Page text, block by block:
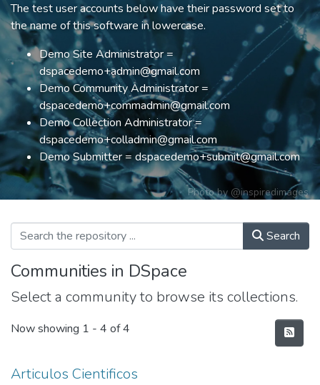
The test user accounts below have their password set to
the name of this software in lowercase.
Demo Site Administrator =
dspacedemo+admin@gmail.com
Demo Community Administrator =
dspacedemo+commadmin@gmail.com
Demo Collection Administrator =
dspacedemo+colladmin@gmail.com
Demo Submitter = dspacedemo+submit@gmail.com
Photo by @inspiredimages
Search
Communities in DSpace
Select a community to browse its collections.
Now showing 1 - 4 of 4
Articulos Cientificos